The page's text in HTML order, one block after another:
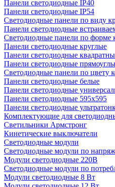
Панели светодиодные IP40
Панели светодиодные IP54
Светодиодные панели по виду
Панели светодиодные
Светодиодные панели по форме
Панели светодиодные круглые
Панели светодиодные
Панели светодиодные
Светодиодные панели по цвету
Панели светодиодные белые
Панели светодиодные
Панели светодиодные 595х595
Панели светодиодные
Комплектующие для
Светильники Армстронг
Кинетические выключатели
Светодиодные модули
Светодиодные модули по
Модули светодиодные 220В
Светодиодные модули по
Модули светодиодные 8 Вт